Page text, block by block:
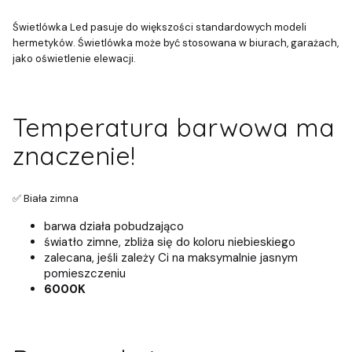
Świetlówka Led pasuje do większości standardowych modeli
hermetyków. Świetlówka może być stosowana w biurach, garażach,
jako oświetlenie elewacji.
Temperatura barwowa ma
znaczenie!
✅ Biała zimna
barwa działa pobudzająco
światło zimne, zbliża się do koloru niebieskiego
zalecana, jeśli zależy Ci na maksymalnie jasnym
pomieszczeniu
6000K